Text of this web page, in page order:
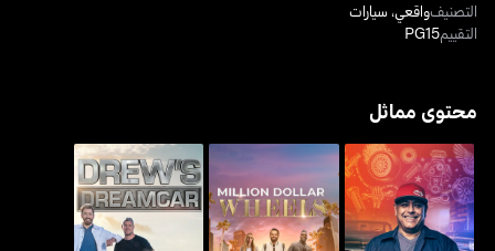
التصنيفواقعي، سيارات
التقييمPG15
محتوى مماثل
شورتيز دريم شوب سيارات بمليون دولار دروز دريم كار